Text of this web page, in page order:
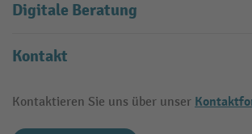
Digitale Beratung
Kontakt
Kontaktieren Sie uns über unser